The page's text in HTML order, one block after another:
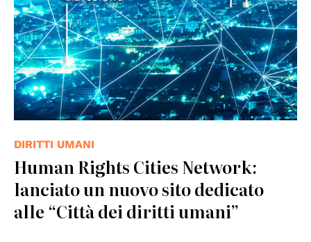
DIRITTI UMANI
Human Rights Cities Network:
lanciato un nuovo sito dedicato
alle “Città dei diritti umani”